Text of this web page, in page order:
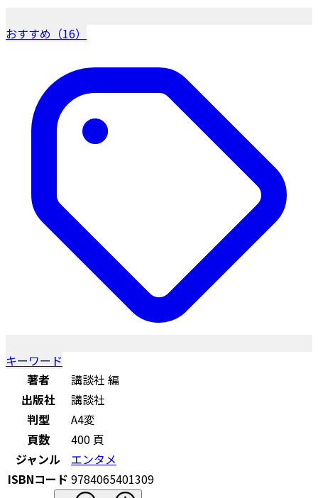
おすすめ（16）
キーワード
著者
講談社 編
出版社
講談社
判型
A4変
頁数
400 頁
ジャンル
エンタメ
ISBNコード 9784065401309